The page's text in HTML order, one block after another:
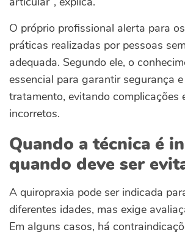
O próprio profissional alerta para
práticas realizadas por pessoas
adequada. Segundo ele, o
essencial para garantir segurança
tratamento, evitando complicações
incorretos.
Quando a técnica é
quando deve ser
A quiropraxia pode ser indicada
diferentes idades, mas exige
Em alguns casos, há